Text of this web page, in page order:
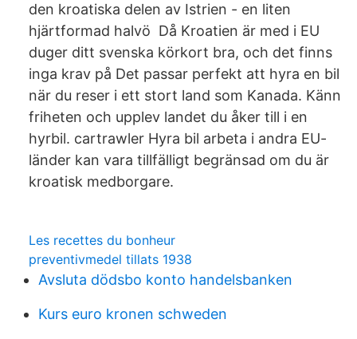
den kroatiska delen av Istrien - en liten
hjärtformad halvö Då Kroatien är med i EU
duger ditt svenska körkort bra, och det finns
inga krav på Det passar perfekt att hyra en bil
när du reser i ett stort land som Kanada. Känn
friheten och upplev landet du åker till i en
hyrbil. cartrawler Hyra bil arbeta i andra EU-
länder kan vara tillfälligt begränsad om du är
kroatisk medborgare.
Les recettes du bonheur
preventivmedel tillats 1938
Avsluta dödsbo konto handelsbanken
Kurs euro kronen schweden